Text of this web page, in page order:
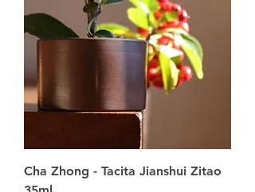
Cha Zhong - Tacita Jianshui Zitao